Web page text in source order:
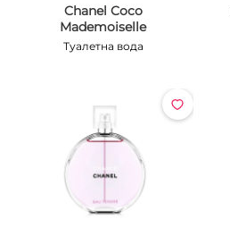
Chanel Coco
Mademoiselle
Туалетна вода